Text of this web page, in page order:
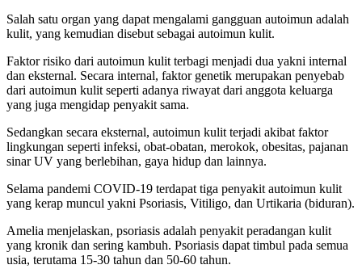
Salah satu organ yang dapat mengalami gangguan autoimun adalah
kulit, yang kemudian disebut sebagai autoimun kulit.
Faktor risiko dari autoimun kulit terbagi menjadi dua yakni internal
dan eksternal. Secara internal, faktor genetik merupakan penyebab
dari autoimun kulit seperti adanya riwayat dari anggota keluarga
yang juga mengidap penyakit sama.
Sedangkan secara eksternal, autoimun kulit terjadi akibat faktor
lingkungan seperti infeksi, obat-obatan, merokok, obesitas, pajanan
sinar UV yang berlebihan, gaya hidup dan lainnya.
Selama pandemi COVID-19 terdapat tiga penyakit autoimun kulit
yang kerap muncul yakni Psoriasis, Vitiligo, dan Urtikaria (biduran).
Amelia menjelaskan, psoriasis adalah penyakit peradangan kulit
yang kronik dan sering kambuh. Psoriasis dapat timbul pada semua
usia, terutama 15-30 tahun dan 50-60 tahun.